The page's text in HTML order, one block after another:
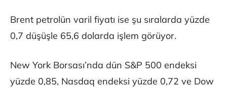
Brent petrolün varil fiyatı ise şu sıralarda yüzde
0,7 düşüşle 65,6 dolarda işlem görüyor.
New York Borsası’nda dün S&P 500 endeksi
yüzde 0,85, Nasdaq endeksi yüzde 0,72 ve Dow